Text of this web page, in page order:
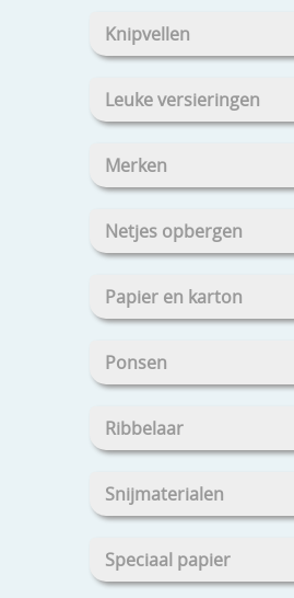
Knipvellen
Leuke versieringen
Merken
Netjes opbergen
Papier en karton
Ponsen
Ribbelaar
Snijmaterialen
Speciaal papier